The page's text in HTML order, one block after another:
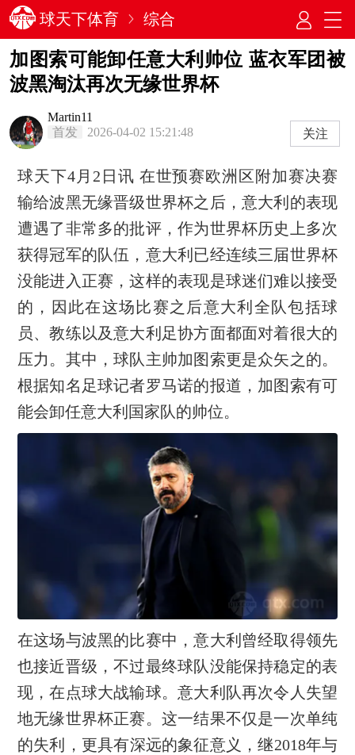
球天下体育 综合
加图索可能卸任意大利帅位 蓝衣军团被
波黑淘汰再次无缘世界杯
Martin11
首发
2026-04-02 15:21:48 关注
球天下4月2日讯 在世预赛欧洲区附加赛决赛
输给波黑无缘晋级世界杯之后，意大利的表现
遭遇了非常多的批评，作为世界杯历史上多次
获得冠军的队伍，意大利已经连续三届世界杯
没能进入正赛，这样的表现是球迷们难以接受
的，因此在这场比赛之后意大利全队包括球
员、教练以及意大利足协方面都面对着很大的
压力。其中，球队主帅加图索更是众矢之的。
根据知名足球记者罗马诺的报道，加图索有可
能会卸任意大利国家队的帅位。
在这场与波黑的比赛中，意大利曾经取得领先
也接近晋级，不过最终球队没能保持稳定的表
现，在点球大战输球。意大利队再次令人失望
地无缘世界杯正赛。这一结果不仅是一次单纯
的失利，更具有深远的象征意义，继2018年与